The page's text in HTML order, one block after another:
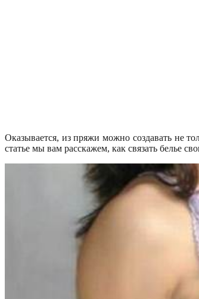
Оказывается, из пряжи можно создавать не
статье мы вам расскажем, как связать белье